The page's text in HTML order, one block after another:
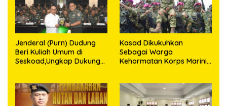
Jenderal (Purn) Dudung
Beri Kuliah Umum di
Seskoad,Ungkap Dukung
Kasad Dikukuhkan
Sebagai Warga
Kehormatan Korps Marinir